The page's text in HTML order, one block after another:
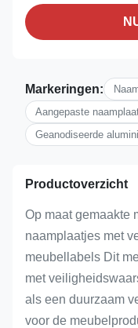
Markeringen:
Aangepaste
Geanodiseerde
Productoverzicht
Op maat gemaakte
naamplaatjes met
meubellabels Dit
met
als een duurzaam
voor de